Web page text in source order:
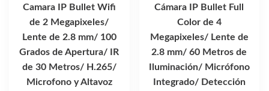
Camara IP Bullet Wifi
de 2 Megapixeles/
Lente de 2.8 mm/ 100
Grados de Apertura/ IR
de 30 Metros/ H.265/
Microfono y Altavoz
Cámara IP Bullet Full
Color de 4
Megapixeles/ Lente de
2.8 mm/ 60 Metros de
Iluminación/ Micrófono
Integrado/ Detección